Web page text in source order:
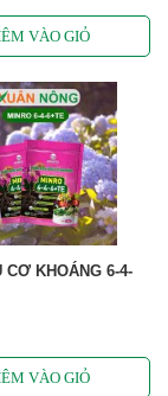
CƠ KHOÁNG 6-4-